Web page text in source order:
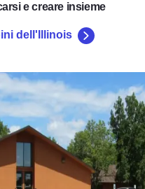
e creare insieme
dell'Illinois
Springs